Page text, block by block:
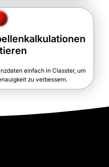
einfach in Classter, um
zu verbessern.